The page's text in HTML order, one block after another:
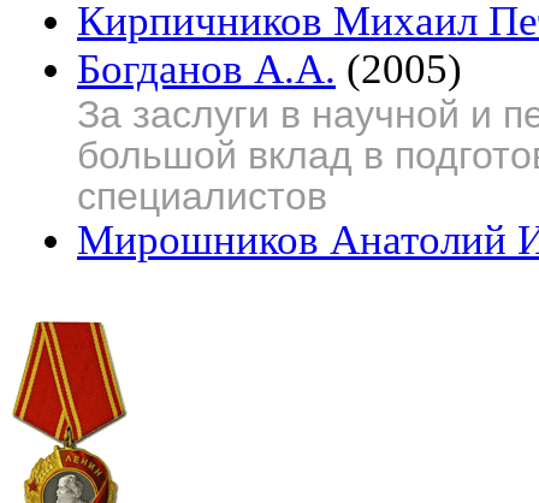
Кирпичников Михаил
Богданов А.А. (2005)
За заслуги в научной и
большой вклад в
специалистов
Мирошников Анатолий